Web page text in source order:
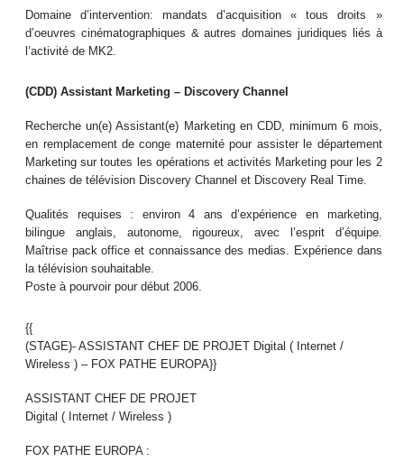
Domaine d’intervention: mandats d’acquisition « tous droits »
d’oeuvres cinématographiques & autres domaines juridiques liés à
l’activité de MK2.
(CDD) Assistant Marketing – Discovery Channel
Recherche un(e) Assistant(e) Marketing en CDD, minimum 6 mois,
en remplacement de conge maternité pour assister le département
Marketing sur toutes les opérations et activités Marketing pour les 2
chaines de télévision Discovery Channel et Discovery Real Time.
Qualités requises : environ 4 ans d’expérience en marketing,
bilingue anglais, autonome, rigoureux, avec l’esprit d’équipe.
Maîtrise pack office et connaissance des medias. Expérience dans
la télévision souhaitable.
Poste à pourvoir pour début 2006.
{{
(STAGE)- ASSISTANT CHEF DE PROJET Digital ( Internet /
Wireless ) – FOX PATHE EUROPA}}
ASSISTANT CHEF DE PROJET
Digital ( Internet / Wireless )
FOX PATHE EUROPA :